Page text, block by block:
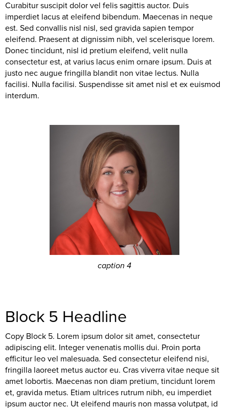
Curabitur suscipit dolor vel felis sagittis auctor. Duis
imperdiet lacus at eleifend bibendum. Maecenas in neque
est. Sed convallis nisl nisl, sed gravida sapien tempor
eleifend. Praesent at dignissim nibh, vel scelerisque lorem.
Donec tincidunt, nisl id pretium eleifend, velit nulla
consectetur est, at varius lacus enim ornare ipsum. Duis at
justo nec augue fringilla blandit non vitae lectus. Nulla
facilisi. Nulla facilisi. Suspendisse sit amet nisl et ex euismod
interdum.
caption 4
Block 5 Headline
Copy Block 5. Lorem ipsum dolor sit amet, consectetur
adipiscing elit. Integer venenatis mollis dui. Proin porta
efficitur leo vel malesuada. Sed consectetur eleifend nisi,
fringilla laoreet metus auctor eu. Cras viverra vitae neque sit
amet lobortis. Maecenas non diam pretium, tincidunt lorem
et, gravida metus. Etiam ultrices rutrum nibh, eu imperdiet
ipsum auctor nec. Ut eleifend mauris non massa volutpat, id